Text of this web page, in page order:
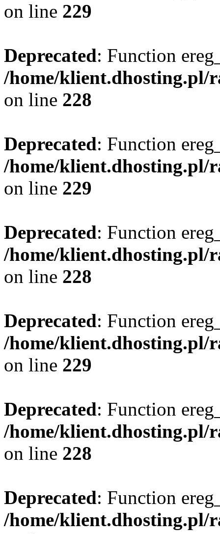
on line 229
Deprecated: Function
/home/klient.dhosting.pl/
on line 228
Deprecated: Function
/home/klient.dhosting.pl/
on line 229
Deprecated: Function
/home/klient.dhosting.pl/
on line 228
Deprecated: Function
/home/klient.dhosting.pl/
on line 229
Deprecated: Function
/home/klient.dhosting.pl/
on line 228
Deprecated: Function
/home/klient.dhosting.pl/